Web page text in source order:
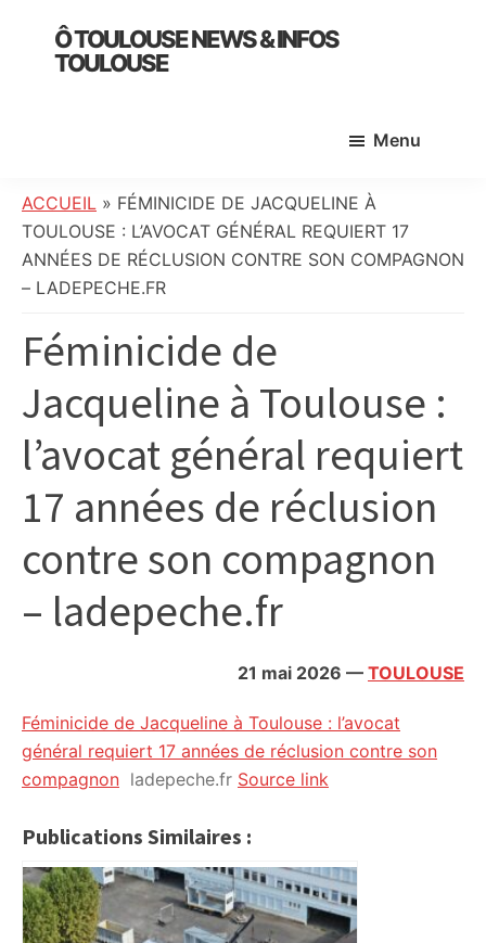
primary
Ô TOULOUSE NEWS & INFOS
TOULOUSE
:
info
locale,
société,
politique,
météo,
faits
divers
et
citoyennes
Menu
ACCUEIL » FÉMINICIDE DE JACQUELINE À
TOULOUSE : L’AVOCAT GÉNÉRAL REQUIERT 17
ANNÉES DE RÉCLUSION CONTRE SON COMPAGNON
– LADEPECHE.FR
Féminicide de
Jacqueline à Toulouse :
l’avocat général requiert
17 années de réclusion
contre son compagnon
– ladepeche.fr
21 mai 2026 — TOULOUSE
Féminicide de Jacqueline à Toulouse : l’avocat
général requiert 17 années de réclusion contre son
compagnon ladepeche.fr Source link
Publications Similaires :